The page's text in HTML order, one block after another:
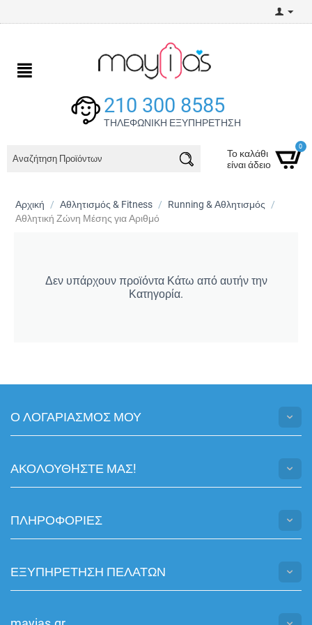
210 300 8585
ΤΗΛΕΦΩΝΙΚΗ ΕΞΥΠΗΡΕΤΗΣΗ
Το καλάθι
είναι άδειο
0
Αρχική / Αθλητισμός & Fitness / Running & Αθλητισμός
/
Αθλητική Ζώνη Μέσης για Αριθμό
Δεν υπάρχουν προϊόντα Κάτω από αυτήν την
Κατηγορία.
Ο ΛΟΓΑΡΙΑΣΜΟΣ ΜΟΥ
ΑΚΟΛΟΥΘHΣΤΕ ΜΑΣ!
ΠΛΗΡΟΦΟΡΙΕΣ
ΕΞΥΠΗΡΕΤΗΣΗ ΠΕΛΑΤΩΝ